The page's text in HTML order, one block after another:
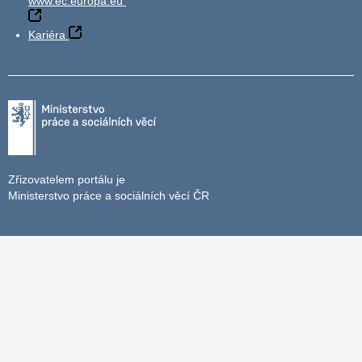
Kariéra
Zřizovatelem portálu je
Ministerstvo práce a sociálních věcí ČR